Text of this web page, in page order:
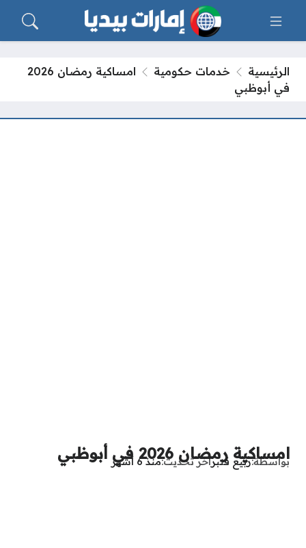
الرئيسية خدمات حكومية
امساكية رمضان 2026
في أبوظبي
امساكية رمضان 2026 في أبوظبي
بواسطةربيع قنبرآخر تحديثمنذ 6 أشهر